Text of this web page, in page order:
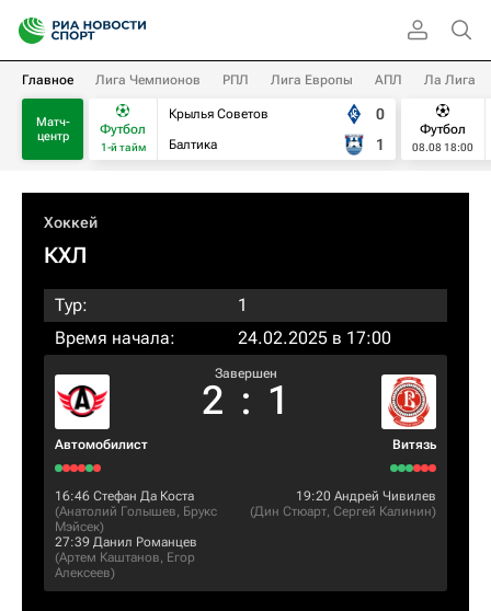
Главное Лига Чемпионов РПЛ Лига Европы АПЛ Ла Лига
Матч-
центр
Футбол
1-й тайм
Крылья Советов
Балтика
0
1
Футбол
08.08 18:00
Хоккей
КХЛ
Тур:
1
Время начала:
24.02.2025 в 17:00
Автомобилист
Завершен
2 : 1
Витязь
16:46 Стефан Да Коста
(Анатолий Голышев, Брукс
Мэйсек)
27:39 Данил Романцев
(Артем Каштанов, Егор
Алексеев)
19:20 Андрей Чивилев
(Дин Стюарт, Сергей Калинин)